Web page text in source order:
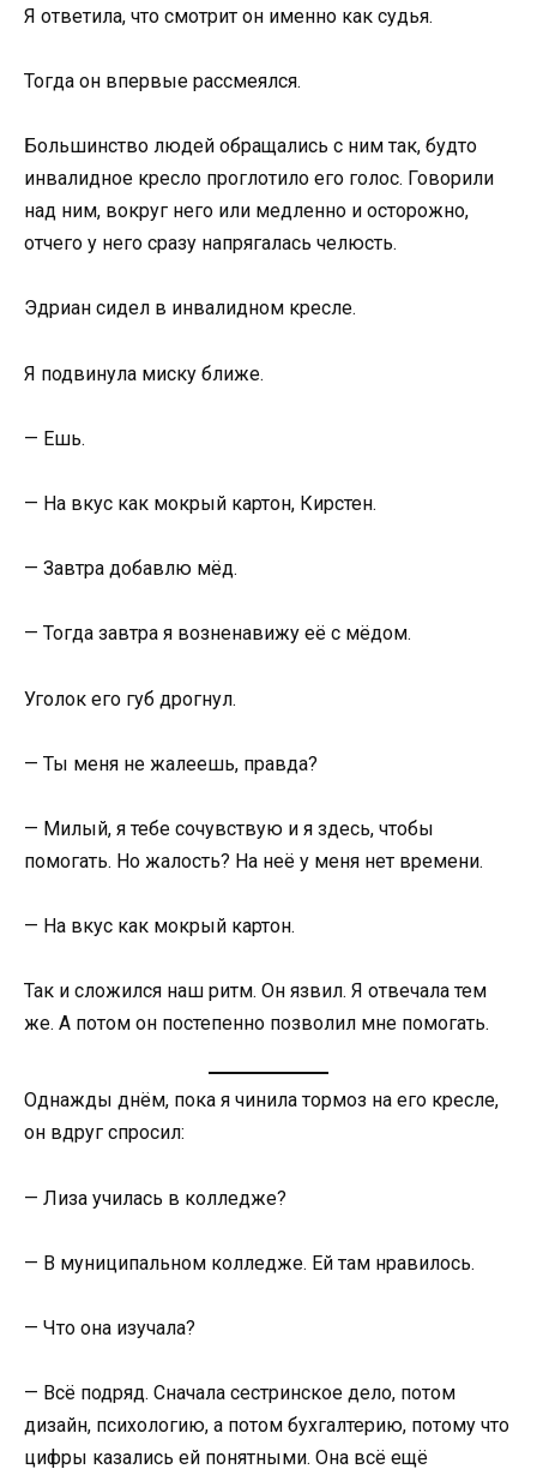
Я ответила, что смотрит он именно как судья.
Тогда он впервые рассмеялся.
Большинство людей обращались с ним так, будто
инвалидное кресло проглотило его голос. Говорили
над ним, вокруг него или медленно и осторожно,
отчего у него сразу напрягалась челюсть.
Эдриан сидел в инвалидном кресле.
Я подвинула миску ближе.
— Ешь.
— На вкус как мокрый картон, Кирстен.
— Завтра добавлю мёд.
— Тогда завтра я возненавижу её с мёдом.
Уголок его губ дрогнул.
— Ты меня не жалеешь, правда?
— Милый, я тебе сочувствую и я здесь, чтобы
помогать. Но жалость? На неё у меня нет времени.
— На вкус как мокрый картон.
Так и сложился наш ритм. Он язвил. Я отвечала тем
же. А потом он постепенно позволил мне помогать.
Однажды днём, пока я чинила тормоз на его кресле,
он вдруг спросил:
— Лиза училась в колледже?
— В муниципальном колледже. Ей там нравилось.
— Что она изучала?
— Всё подряд. Сначала сестринское дело, потом
дизайн, психологию, а потом бухгалтерию, потому что
цифры казались ей понятными. Она всё ещё